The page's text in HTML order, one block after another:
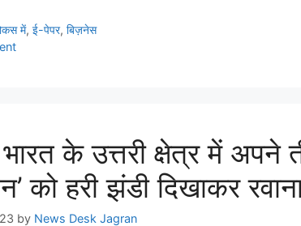
में,ई-पेपर,बिज़नेस
के उत्तरी क्षेत्र में अपने
को हरी झंडी दिखाकर
by News Desk Jagran